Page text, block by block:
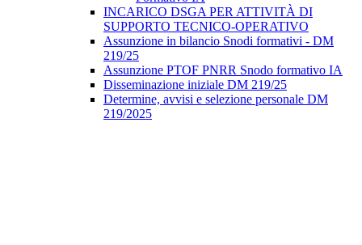
INCARICO DSGA PER ATTIVITÀ DI
SUPPORTO TECNICO-OPERATIVO
Assunzione in bilancio Snodi formativi - DM
219/25
Assunzione PTOF PNRR Snodo formativo IA
Disseminazione iniziale DM 219/25
Determine, avvisi e selezione personale DM
219/2025